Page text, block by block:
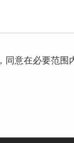
，同意在必要范